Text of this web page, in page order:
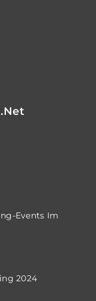
Events Im
2024